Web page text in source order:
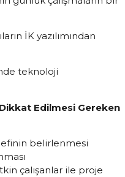
İK yazılımından
teknoloji
Dikkat Edilmesi Gereken
belirlenmesi
çalışanlar ile proje